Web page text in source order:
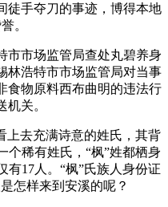
徒手夺刀的事迹，博得本地
。
市场监管局查处丸碧养身
林浩特市市场监管局对当事
食物原料西布曲明的违法行
机关。
去充满诗意的姓氏，其背
个稀有姓氏，“枫”姓都栖身
有17人。“枫”氏族人身份证
怎样来到安溪的呢？